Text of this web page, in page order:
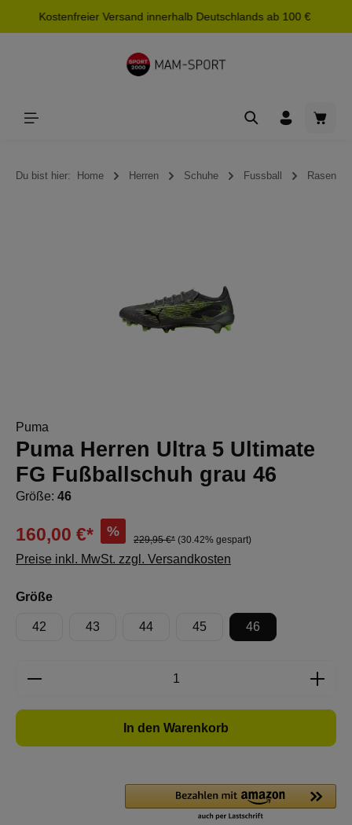
springen
Kostenfreier Versand innerhalb Deutschlands ab 100 €
Du bist hier: Home Herren Schuhe Fussball Rasen
Puma
Puma Herren Ultra 5 Ultimate
FG Fußballschuh grau 46
Größe: 46
160,00 €* %
229,95 €* (30.42% gespart)
Preise inkl. MwSt. zzgl. Versandkosten
Größeauswählen
42 43 44 45 46
Produkt Anzahl: Gib den gewünschten
In den Warenkorb